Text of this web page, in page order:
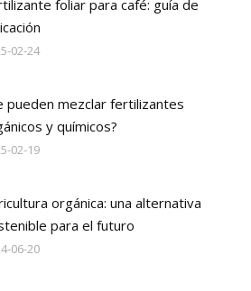
foliar para café: guía de
02-24
pueden mezclar fertilizantes
y químicos?
02-19
orgánica: una alternativa
para el futuro
06-20